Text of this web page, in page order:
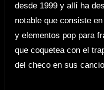
desde 1999 y allí ha
notable que consiste
y elementos pop para
que coquetea con el
del checo en sus